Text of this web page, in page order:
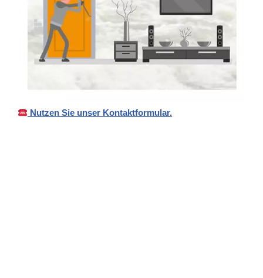
Nutzen Sie unser Kontaktformular.